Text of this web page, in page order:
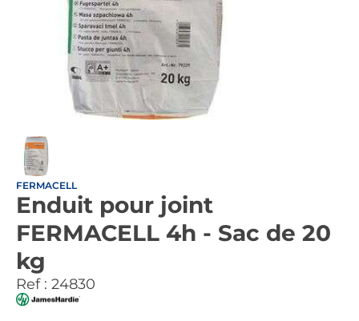
FERMACELL
Enduit pour joint
FERMACELL 4h - Sac de 20
kg
Ref : 24830